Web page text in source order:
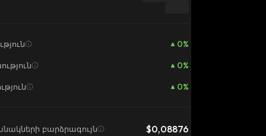
0%
0%
0%
բարձրագույն $0,08876